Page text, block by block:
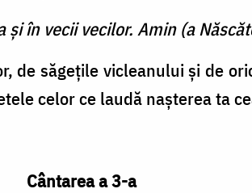
şi în vecii vecilor. Amin (a
de săgeţile vicleanului şi de
celor ce laudă naşterea ta
Cântarea a 3-a